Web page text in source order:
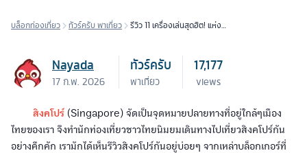
บล็อกท่องเที่ยว ทัวร์ครับ พาเที่ยว
รีวิว 11 เครื่องเล่นสุดฮิต! แห่งยู
Nayada
17 ก.พ. 2026
ทัวร์ครับ
พาเที่ยว
17,177
views
สิงคโปร์ (Singapore) จัดเป็นจุดหมายปลายทางที่อยู่ใกล้ๆเมือง
ไทยของเรา จึงทำนักท่องเที่ยวชาวไทยนิมยมเดินทางไปเที่ยวสิงคโปร์กัน
อย่างคึกคัก เรามักได้เห็นรีวิวสิงคโปร์กันอยู่บ่อยๆ จากเหล่าบล็อกเกอร์ที่